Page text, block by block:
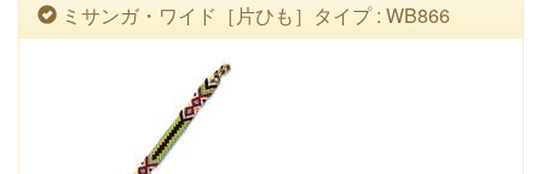
ミサンガ・ワイド［片ひも］タイプ : WB866